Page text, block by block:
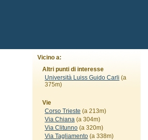
Vicino a:
Altri punti di interesse
Università Luiss Guido Carli (a
375m)
Vie
Corso Trieste (a 213m)
Via Chiana(a 304m)
Via Clitunno(a 320m)
Via Tagliamento(a 338m)